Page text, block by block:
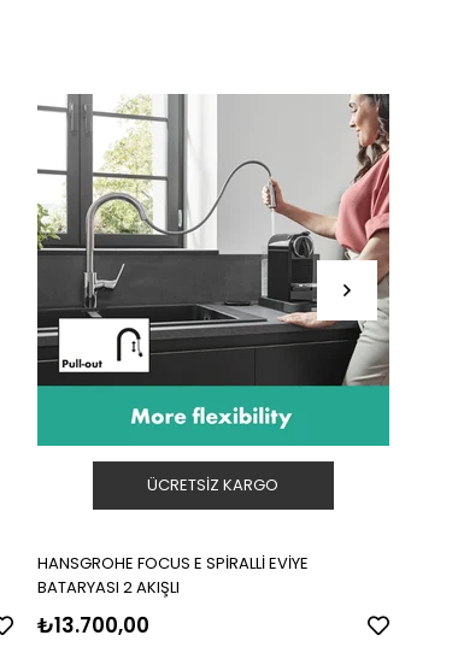
HANSGROHE FOCUS E SPİRALLİ EVİYE
BATARYASI 2 AKIŞLI
₺13.700,00
ÜCRETSIZ KARGO